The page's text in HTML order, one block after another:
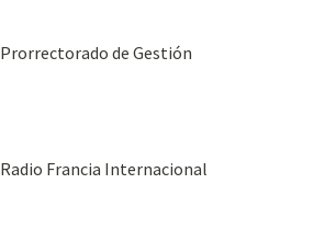
Prorrectorado de Gestión
Radio Francia Internacional